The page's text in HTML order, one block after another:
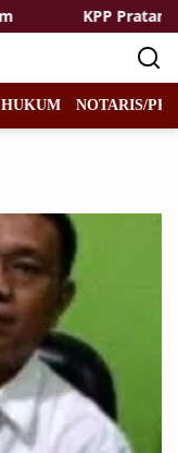
KPP Pratama
HUKUM NOTARIS/